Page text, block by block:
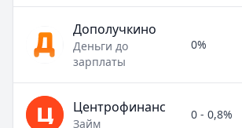
Дополучкино
Деньги до
зарплаты
0%
Центрофинанс
Займ
0 - 0,8%